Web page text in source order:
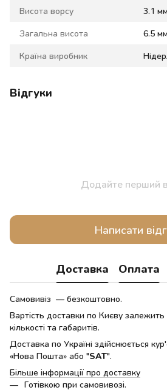
Висота ворсу 3.1 мм
Загальна висота 6.5 мм
Країна виробник
Відгуки
Додайте перший
Написати
Доставка Оплата
Самовивіз — безкоштовно.
Вартість доставки по Києву залежить
кількості та габаритів.
Доставка по Україні здійснюється
«Нова Пошта» або "SAT".
Більше інформації про доставку
Готівкою при самовивозі.